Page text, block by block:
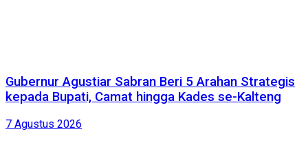
Gubernur Agustiar Sabran Beri 5 Arahan Strategis
kepada Bupati, Camat hingga Kades se-Kalteng
7 Agustus 2026